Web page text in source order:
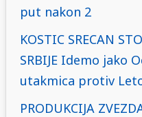
put nakon 2
KOSTIC SRECAN
SRBIJE Idemo jako
utakmica protiv
PRODUKCIJA